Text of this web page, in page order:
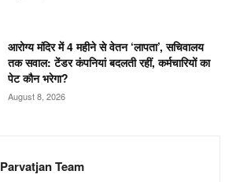
आरोग्य मंदिर में 4 महीने से वेतन ‘लापता’, सचिवालय
तक सवाल: टेंडर कंपनियां बदलती रहीं, कर्मचारियों का
पेट कौन भरेगा?
August 8, 2026
Parvatjan Team